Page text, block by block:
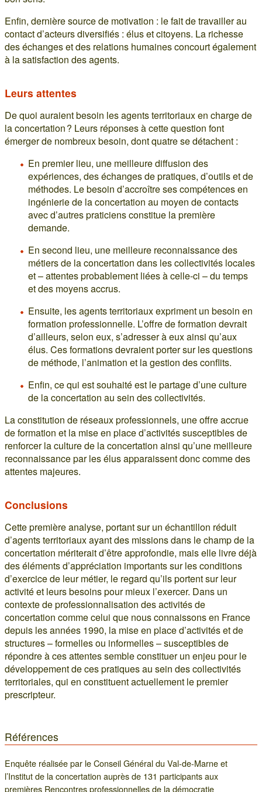
Enfin, dernière source de motivation : le fait de travailler au
contact d’acteurs diversifiés : élus et citoyens. La richesse
des échanges et des relations humaines concourt également
à la satisfaction des agents.
Leurs attentes
De quoi auraient besoin les agents territoriaux en charge de
la concertation ? Leurs réponses à cette question font
émerger de nombreux besoin, dont quatre se détachent :
En premier lieu, une meilleure diffusion des
expériences, des échanges de pratiques, d’outils et de
méthodes. Le besoin d’accroître ses compétences en
ingénierie de la concertation au moyen de contacts
avec d’autres praticiens constitue la première
demande.
En second lieu, une meilleure reconnaissance des
métiers de la concertation dans les collectivités locales
et – attentes probablement liées à celle-ci – du temps
et des moyens accrus.
Ensuite, les agents territoriaux expriment un besoin en
formation professionnelle. L’offre de formation devrait
d’ailleurs, selon eux, s’adresser à eux ainsi qu’aux
élus. Ces formations devraient porter sur les questions
de méthode, l’animation et la gestion des conflits.
Enfin, ce qui est souhaité est le partage d’une culture
de la concertation au sein des collectivités.
La constitution de réseaux professionnels, une offre accrue
de formation et la mise en place d’activités susceptibles de
renforcer la culture de la concertation ainsi qu’une meilleure
reconnaissance par les élus apparaissent donc comme des
attentes majeures.
Conclusions
Cette première analyse, portant sur un échantillon réduit
d’agents territoriaux ayant des missions dans le champ de la
concertation mériterait d’être approfondie, mais elle livre déjà
des éléments d’appréciation importants sur les conditions
d’exercice de leur métier, le regard qu’ils portent sur leur
activité et leurs besoins pour mieux l’exercer. Dans un
contexte de professionnalisation des activités de
concertation comme celui que nous connaissons en France
depuis les années 1990, la mise en place d’activités et de
structures – formelles ou informelles – susceptibles de
répondre à ces attentes semble constituer un enjeu pour le
développement de ces pratiques au sein des collectivités
territoriales, qui en constituent actuellement le premier
prescripteur.
Références
Enquête réalisée par le Conseil Général du Val-de-Marne et
l’Institut de la concertation auprès de 131 participants aux
premières Rencontres professionnelles de la démocratie